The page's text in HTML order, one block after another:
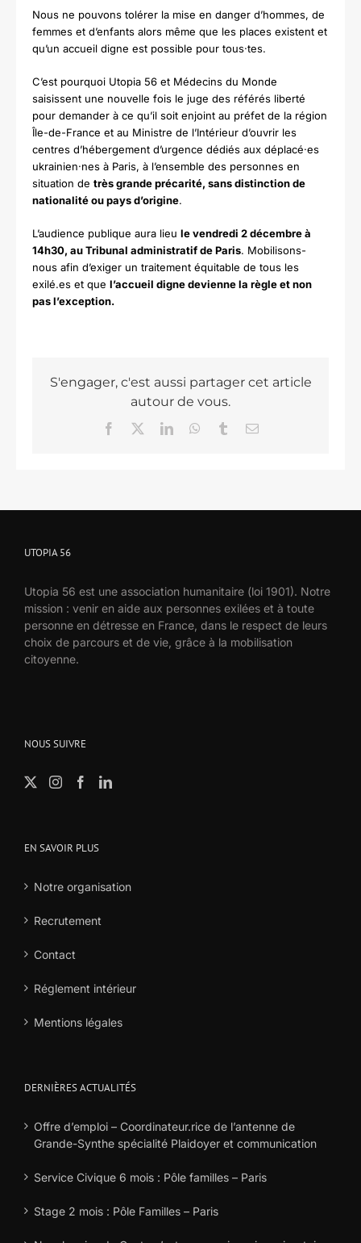
Nous ne pouvons tolérer la mise en danger d’hommes, de
femmes et d’enfants alors même que les places existent et
qu’un accueil digne est possible pour tous·tes.
C’est pourquoi Utopia 56 et Médecins du Monde
saisissent une nouvelle fois le juge des référés liberté
pour demander à ce qu’il soit enjoint au préfet de la région
Île-de-France et au Ministre de l’Intérieur d’ouvrir les
centres d’hébergement d’urgence dédiés aux déplacé·es
ukrainien·nes à Paris, à l’ensemble des personnes en
situation de très grande précarité, sans distinction de
nationalité ou pays d’origine.
L’audience publique aura lieu le vendredi 2 décembre à
14h30, au Tribunal administratif de Paris. Mobilisons-
nous afin d’exiger un traitement équitable de tous les
exilé.es et que l’accueil digne devienne la règle et non
pas l’exception.
S'engager, c'est aussi partager cet article
autour de vous.
Facebook LinkedInWhatsAppTumblrEmail
UTOPIA 56
Utopia 56 est une association humanitaire (loi 1901). Notre
mission : venir en aide aux personnes exilées et à toute
personne en détresse en France, dans le respect de leurs
choix de parcours et de vie, grâce à la mobilisation
citoyenne.
NOUS SUIVRE
EN SAVOIR PLUS
Notre organisation
Recrutement
Contact
Réglement intérieur
Mentions légales
DERNIÈRES ACTUALITÉS
Offre d’emploi – Coordinateur.rice de l’antenne de
Grande-Synthe spécialité Plaidoyer et communication
Service Civique 6 mois : Pôle familles – Paris
Stage 2 mois : Pôle Familles – Paris